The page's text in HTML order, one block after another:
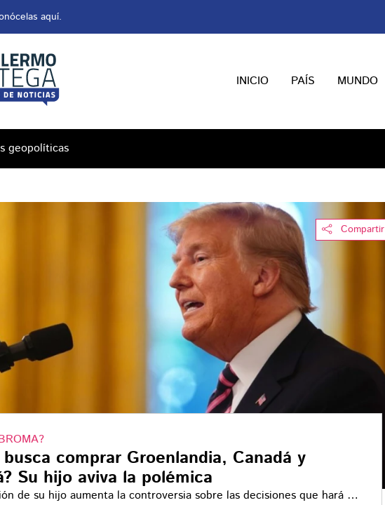
aquí.
INICIO PAÍS MUNDO
geopolíticas
Compartir
busca comprar Groenlandia, Canadá y
Su hijo aviva la polémica
de su hijo aumenta la controversia sobre las decisiones que hará el